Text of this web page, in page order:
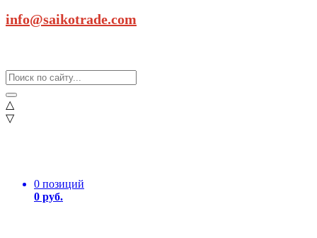
info@saikotrade.com
△
▽
0 позиций
0 руб.